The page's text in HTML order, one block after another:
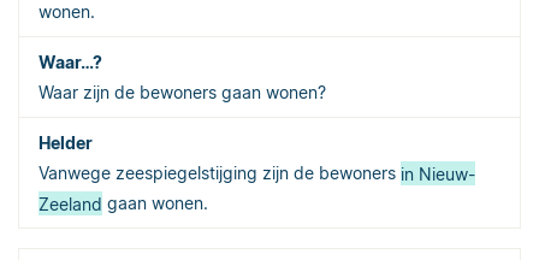
wonen.
Waar zijn de bewoners gaan wonen?
Vanwege zeespiegelstijging zijn de bewoners in Nieuw-
Zeeland gaan wonen.